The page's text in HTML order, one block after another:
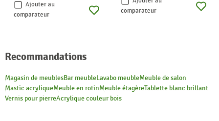
Ajouter au
comparateur
comparateur
Recommandations
Magasin de meublesBar meubleLavabo meubleMeuble de salon
Mastic acryliqueMeuble en rotinMeuble étagèreTablette blanc brillant
Vernis pour pierreAcrylique couleur bois